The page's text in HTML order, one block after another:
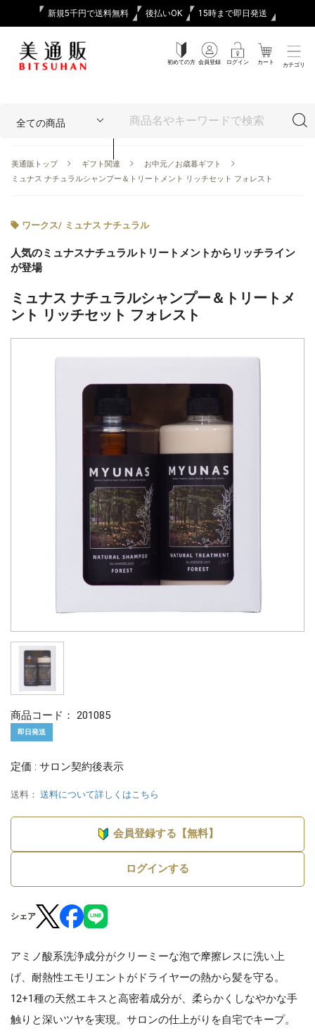
新規5千円で送料無料 後払いOK 15時まで即日発送
初めての方 会員登録 ログイン カート カテゴリ
美通販トップ ギフト関連
お中元／お歳暮ギフト
ミュナス ナチュラルシャンプー＆トリートメント リッチセット フォレスト
ワークス/ ミュナス ナチュラル
人気のミュナスナチュラルトリートメントからリッチライン
が登場
ミュナス ナチュラルシャンプー＆トリートメ
ント リッチセット フォレスト
商品コード： 201085
即日発送
定価 : サロン契約後表示
送料： 送料について詳しくはこちら
会員登録する【無料】
ログインする
シェア
アミノ酸系洗浄成分がクリーミーな泡で摩擦レスに洗い上
げ、耐熱性エモリエントがドライヤーの熱から髪を守る。
12+1種の天然エキスと高密着成分が、柔らかくしなやかな手
触りと深いツヤを実現。サロンの仕上がりを自宅でキープ。